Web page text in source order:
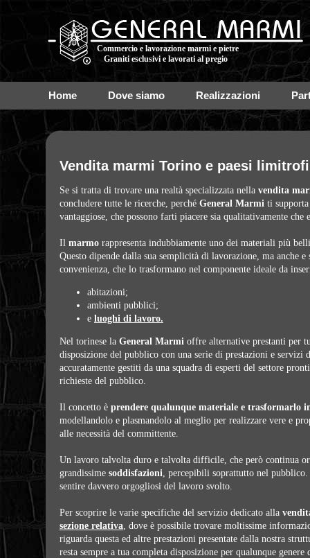
Home Dove siamo Realizzazioni
Commercio e lavorazione marmi e pietre
Graniti esclusivi e lavorati al pregio
Vendita marmi Torino e paesi limitrofi
Se si tratta di trovare una realtà specializzata nella vendita
concludere tutte le ricerche, perché General Marmi ti
vantaggiose, che possono farti piacere sia qualitativamente che
Il marmo rappresenta indubbiamente uno dei materiali più
Questo dipende dalla sua semplicità di lavorazione, ma anche
convenienza, che lo trasformano nel componente ideale da
abitazioni;
ambienti pubblici;
e luoghi di lavoro.
Nel torinese la General Marmi offre alternative prestanti per
disposizione del pubblico con una serie di prestazioni e servizi
accuratamente gestiti da una squadra di esperti del settore
richieste del pubblico.
Il concetto è prendere qualunque materiale e trasformarlo
modellandolo e plasmandolo al meglio per realizzare vere e
alle necessità del committente.
Un lavoro talvolta duro e talvolta difficile, che però continua
grandissime soddisfazioni , percepibili soprattutto nel
sentire davvero orgogliosi del lavoro svolto.
Per scoprire le varie specifiche del servizio dedicato alla
sezione relativa , dove è possibile trovare moltissime
riguarda questa ed altre prestazioni presentate dalla nostra
resta sempre a tua completa disposizione per qualunque